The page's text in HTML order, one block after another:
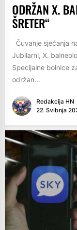
ODRŽAN X.
ŠRETER“
Čuvanje sjećanja
Jubilarni, X.
Specijalne bolnice
održan...
Redakcija HN
22. Svibnja